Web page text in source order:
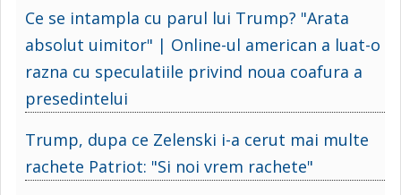
Ce se intampla cu parul lui Trump? "Arata
absolut uimitor" | Online-ul american a luat-o
razna cu speculatiile privind noua coafura a
presedintelui
Trump, dupa ce Zelenski i-a cerut mai multe
rachete Patriot: "Si noi vrem rachete"